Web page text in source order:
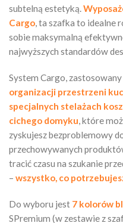
subtelną estetyką.
Cargo , ta szafka to idealne
sobie maksymalną
najwyższych standardów
System Cargo,
organizacji przestrzeni
specjalnych stelażach
cichego domyku , które
zyskujesz bezproblemowy
przechowywanych
tracić czasu na szukanie
– wszystko, co
Do wyboru jest 7 kolorów
SPremium (w zestawie z